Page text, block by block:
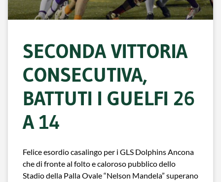
SECONDA VITTORIA
CONSECUTIVA,
BATTUTI I GUELFI 26
A 14
Felice esordio casalingo per i GLS Dolphins Ancona
che di fronte al folto e caloroso pubblico dello
Stadio della Palla Ovale “Nelson Mandela” superano